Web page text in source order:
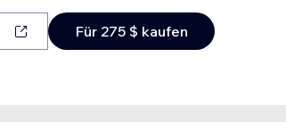
Für 275 $ kaufen